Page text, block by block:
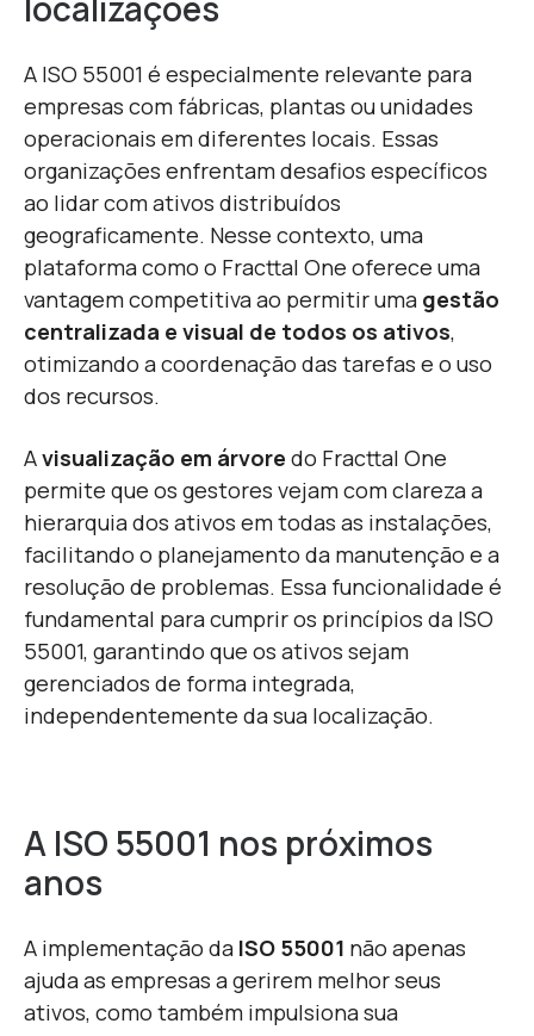
A ISO 55001 é especialmente relevante para
empresas com fábricas, plantas ou unidades
operacionais em diferentes locais. Essas
organizações enfrentam desafios específicos
ao lidar com ativos distribuídos
geograficamente. Nesse contexto, uma
plataforma como o Fracttal One oferece uma
vantagem competitiva ao permitir uma gestão
centralizada e visual de todos os ativos,
otimizando a coordenação das tarefas e o uso
dos recursos.
Avisualização em árvore do Fracttal One
permite que os gestores vejam com clareza a
hierarquia dos ativos em todas as instalações,
facilitando o planejamento da manutenção e a
resolução de problemas. Essa funcionalidade é
fundamental para cumprir os princípios da ISO
55001, garantindo que os ativos sejam
gerenciados de forma integrada,
independentemente da sua localização.
A ISO 55001 nos próximos
anos
A implementação da ISO 55001 não apenas
ajuda as empresas a gerirem melhor seus
ativos, como também impulsiona sua